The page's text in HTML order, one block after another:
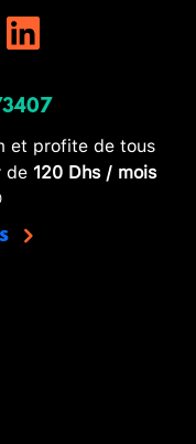
et profite de tous
de 120 Dhs / mois